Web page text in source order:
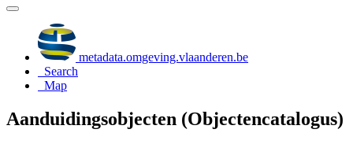
metadata.omgeving.vlaanderen.be
Search
Map
Aanduidingsobjecten (Objectencatalogus)